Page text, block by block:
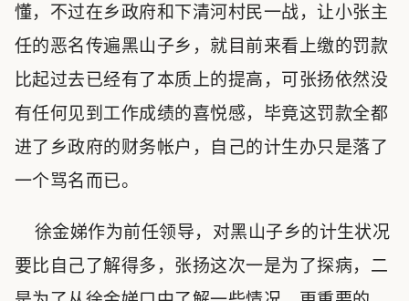
懂，不过在乡政府和下清河村民一战，让小张主
任的恶名传遍黑山子乡，就目前来看上缴的罚款
比起过去已经有了本质上的提高，可张扬依然没
有任何见到工作成绩的喜悦感，毕竟这罚款全都
进了乡政府的财务帐户，自己的计生办只是落了
一个骂名而已。
徐金娣作为前任领导，对黑山子乡的计生状况
要比自己了解得多，张扬这次一是为了探病，二